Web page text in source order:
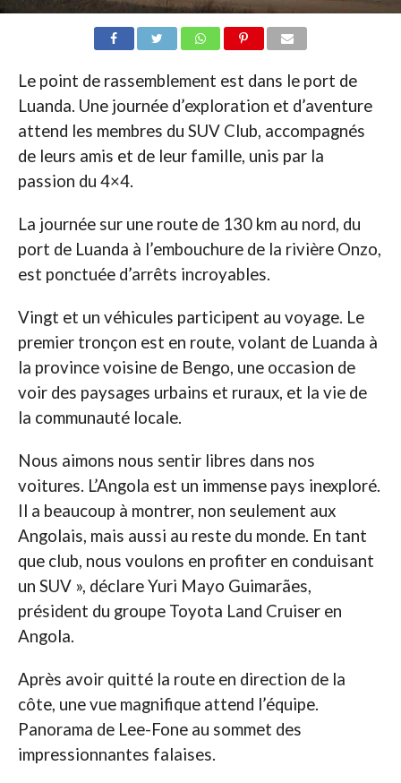
Le point de rassemblement est dans le port de
Luanda. Une journée d’exploration et d’aventure
attend les membres du SUV Club, accompagnés
de leurs amis et de leur famille, unis par la
passion du 4×4.
La journée sur une route de 130 km au nord, du
port de Luanda à l’embouchure de la rivière Onzo,
est ponctuée d’arrêts incroyables.
Vingt et un véhicules participent au voyage. Le
premier tronçon est en route, volant de Luanda à
la province voisine de Bengo, une occasion de
voir des paysages urbains et ruraux, et la vie de
la communauté locale.
Nous aimons nous sentir libres dans nos
voitures. L’Angola est un immense pays inexploré.
Il a beaucoup à montrer, non seulement aux
Angolais, mais aussi au reste du monde. En tant
que club, nous voulons en profiter en conduisant
un SUV », déclare Yuri Mayo Guimarães,
président du groupe Toyota Land Cruiser en
Angola.
Après avoir quitté la route en direction de la
côte, une vue magnifique attend l’équipe.
Panorama de Lee-Fone au sommet des
impressionnantes falaises.